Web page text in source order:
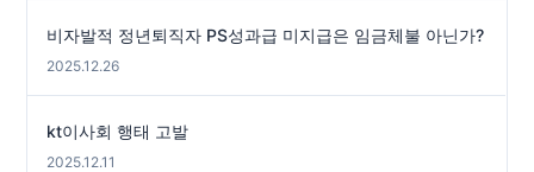
비자발적 정년퇴직자 PS성과급 미지급은 임금체불 아닌가?
2025.12.26
kt이사회 행태 고발
2025.12.11